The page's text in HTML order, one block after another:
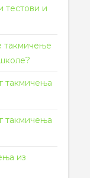
тестови и
такмичење
такмичења
такмичења
из